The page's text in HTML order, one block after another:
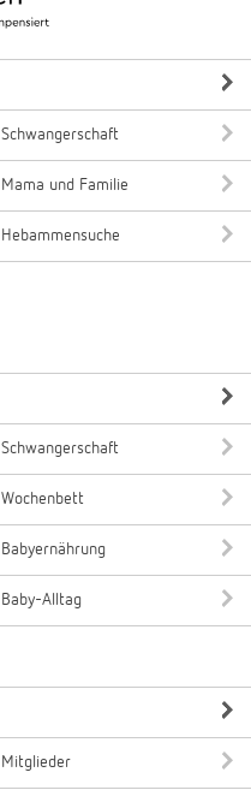
Schwangerschaft
Mama und Familie
Hebammensuche
Schwangerschaft
Wochenbett
Babyernährung
Baby-Alltag
Mitglieder